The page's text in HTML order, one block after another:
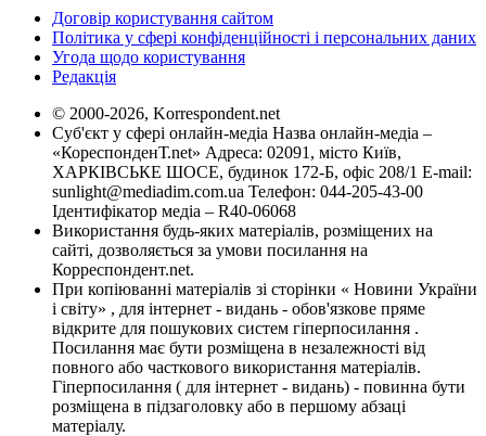
Договір користування сайтом
Політика у сфері конфіденційності і персональних даних
Угода щодо користування
Редакція
© 2000-2026, Korrespondent.net
Суб'єкт у сфері онлайн-медіа Назва онлайн-медіа –
«КореспонденТ.net» Адреса: 02091, місто Київ,
ХАРКІВСЬКЕ ШОСЕ, будинок 172-Б, офіс 208/1 E-mail:
sunlight@mediadim.com.ua Телефон: 044-205-43-00
Ідентифікатор медіа – R40-06068
Використання будь-яких матеріалів, розміщених на
сайті, дозволяється за умови посилання на
Корреспондент.net.
При копіюванні матеріалів зі сторінки « Новини України
і світу» , для інтернет - видань - обов'язкове пряме
відкрите для пошукових систем гіперпосилання .
Посилання має бути розміщена в незалежності від
повного або часткового використання матеріалів.
Гіперпосилання ( для інтернет - видань) - повинна бути
розміщена в підзаголовку або в першому абзаці
матеріалу.